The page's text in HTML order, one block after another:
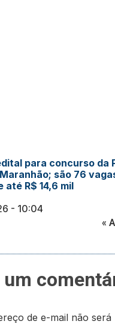
para concurso da
são 76
até R$ 14,6 mil
10:04
«
um
de e-mail não será